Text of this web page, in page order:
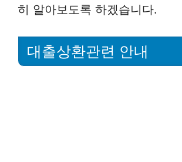
히 알아보도록 하겠습니다.
대출상환관련 안내